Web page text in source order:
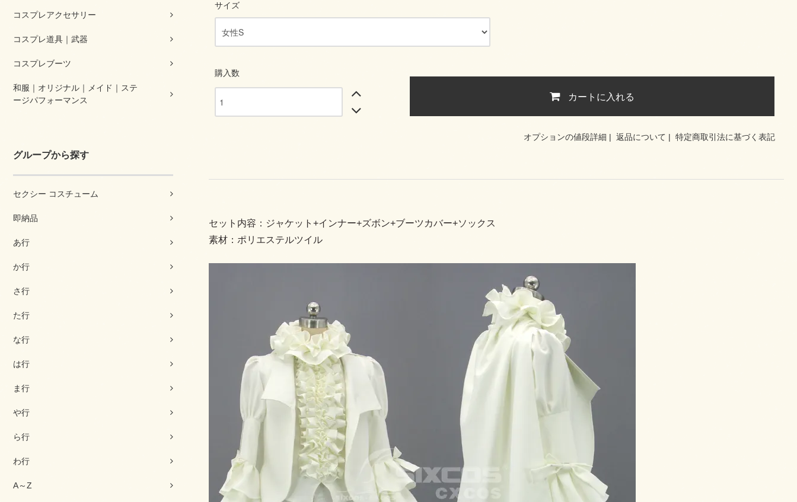
コスプレアクセサリー
コスプレ道具｜武器
コスプレブーツ
和服｜オリジナル｜メイド｜ステ
ージパフォーマンス
グループから探す
セクシー コスチューム
即納品
あ行
か行
さ行
た行
な行
は行
ま行
や行
ら行
わ行
A～Z
サイズ
購入数
カートに入れる
オプションの値段詳細 | 返品について | 特定商取引法に基づく表記
セット内容：ジャケット+インナー+ズボン+ブーツカバー+ソックス
素材：ポリエステルツイル